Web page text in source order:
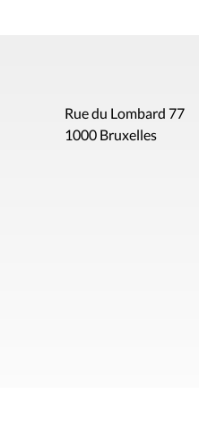
Rue du Lombard 77
1000 Bruxelles